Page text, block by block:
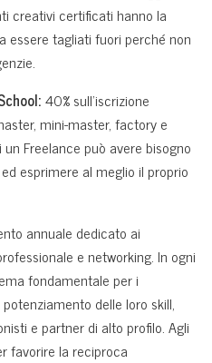
creativi certificati hanno la
essere tagliati fuori perché non
40% sull’iscrizione
mini-master, factory e
Freelance può avere bisogno
esprimere al meglio il proprio
annuale dedicato ai
e networking. In ogni
fondamentale per i
delle loro skill,
e partner di alto profilo. Agli
favorire la reciproca